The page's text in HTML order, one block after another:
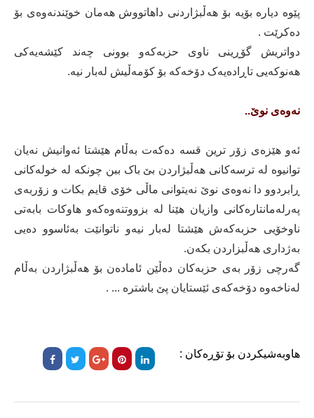
پێوە دیارە بۆیە بۆ هەڵبژاردنی داهاتووش هەمان خوێندنەوەی بۆ
دەکرێت .
دواتریش گۆڕینی ناوی حزبەکەو بوونی چەند کێشەیەکی
هەنوکەیی تاڕادەیەک دۆخەکە بۆ کۆمەڵیش لەبار نیە.
نەوەی نوێ..
ئەو هێزەی زۆر ترین قسە دەکەت بەڵام هێشتا ئەوانیش نەیان
توانیوە لە ترسەکانی هەڵبژاردن بێ باک ببن چونکە لە خولەکانی
ڕابردوو دا نەوەی نوێ نەیتوانی ماڵی خۆی قایم بکات و زۆربەی
پەرلەمانتارەکانی وازیان هێنا لە بزووتنەوەکەو هاوکات بابەتی
ناوخۆیی حزبەکەش هێشتا لەبار نیەو ناتوانێت بەئاسوو دەیی
بەژداری هەڵبزاردن بکەن.
گەرچی زۆر بەی حزبەکان دەڵێن ئامادەن بۆ هەڵبژاردن بەڵام
لەناخەوە دۆخەکەی ئێستایان پێ باشترە ... .
هاوبەشیکردن بۆ تۆڕەکان :